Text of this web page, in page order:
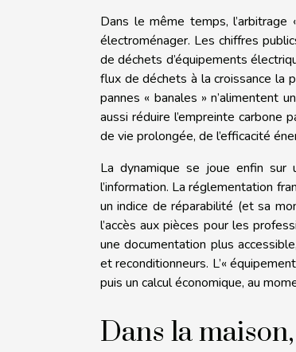
Dans le même temps, l’arbitrage
électroménager. Les chiffres
de déchets d’équipements
flux de déchets à la croissance la
pannes « banales » n’alimentent
aussi réduire l’empreinte
de vie prolongée, de l’efficacité
La dynamique se joue enfin
l’information. La réglementation
un indice de réparabilité (et sa
l’accès aux pièces pour les
une documentation plus
et reconditionneurs. L’«
puis un calcul économique, au
Dans la